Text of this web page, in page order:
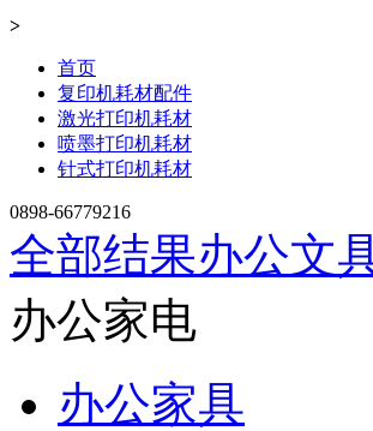
>
首页
复印机耗材配件
激光打印机耗材
喷墨打印机耗材
针式打印机耗材
0898-66779216
全部结果办公文
办公家电
办公家具